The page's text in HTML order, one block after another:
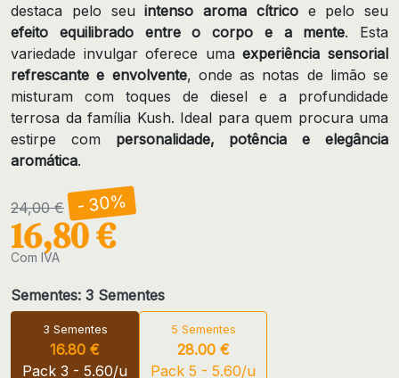
destaca pelo seuintenso aroma cítricoe pelo seu
efeito equilibrado entre o corpo e a mente. Esta
variedade invulgar oferece umaexperiência sensorial
refrescante e envolvente, onde as notas de limão se
misturam com toques de diesel e a profundidade
terrosa da família Kush. Ideal para quem procura uma
estirpe com personalidade, potência e elegância
aromática.
24,00 € - 30%
16,80 €
Com IVA
Sementes: 3 Sementes
3 Sementes
16.80 €
Pack 3 - 5.60/u
5 Sementes
28.00 €
Pack 5 - 5.60/u